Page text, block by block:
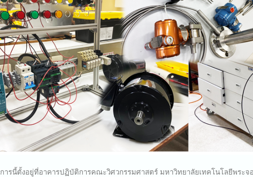
งอยู่ที่อาคารปฏิบัติการคณะวิศวกรรมศาสตร์ มหาวิทยาลัยเทคโนโลยีพระจอม